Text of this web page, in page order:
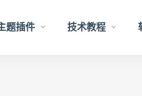
题插件 技术教程